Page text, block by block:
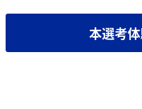
本選考